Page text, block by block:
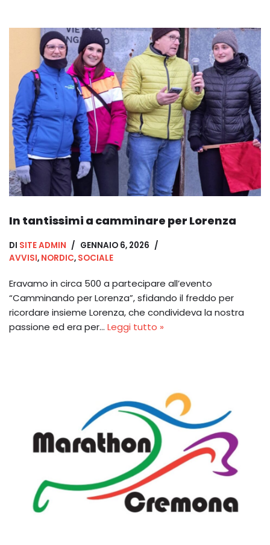
In tantissimi a camminare per Lorenza
DI SITE ADMIN
GENNAIO 6, 2026
AVVISI, NORDIC, SOCIALE
Eravamo in circa 500 a partecipare all’evento
“Camminando per Lorenza”, sfidando il freddo per
ricordare insieme Lorenza, che condivideva la nostra
passione ed era per… Leggi tutto »